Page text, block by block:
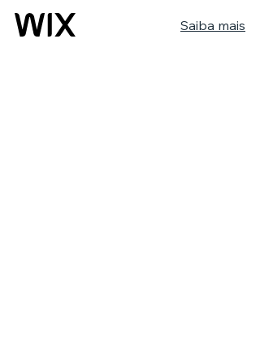
Saiba mais